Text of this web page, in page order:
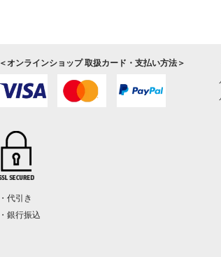
＜オンラインショップ 取扱カード・支払い方法＞
・代引き
・銀行振込